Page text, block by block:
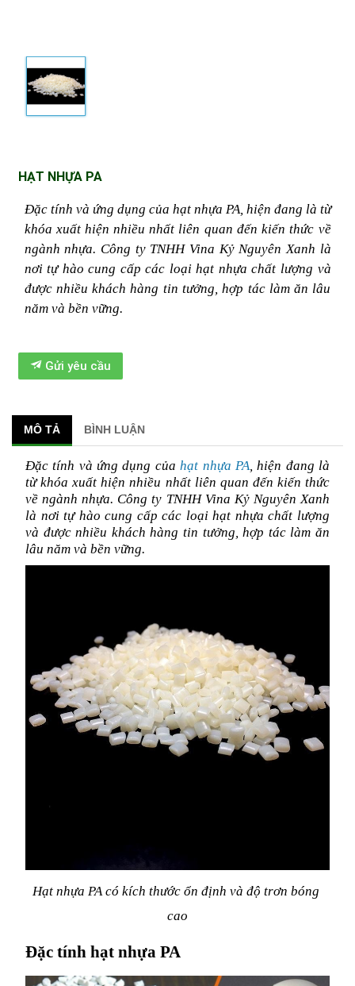
HẠT NHỰA PA
Đặc tính và ứng dụng của hạt nhựa PA, hiện đang là từ
khóa xuất hiện nhiều nhất liên quan đến kiến thức về
ngành nhựa. Công ty TNHH Vina Kỷ Nguyên Xanh là
nơi tự hào cung cấp các loại hạt nhựa chất lượng và
được nhiều khách hàng tin tưởng, hợp tác làm ăn lâu
năm và bền vững.
Gửi yêu cầu
MÔ TẢ BÌNH LUẬN
Đặc tính và ứng dụng của hạt nhựa PA, hiện đang là
từ khóa xuất hiện nhiều nhất liên quan đến kiến thức
về ngành nhựa. Công ty TNHH Vina Kỷ Nguyên Xanh
là nơi tự hào cung cấp các loại hạt nhựa chất lượng
và được nhiều khách hàng tin tưởng, hợp tác làm ăn
lâu năm và bền vững.
Hạt nhựa PA có kích thước ổn định và độ trơn bóng
cao
Đặc tính hạt nhựa PA